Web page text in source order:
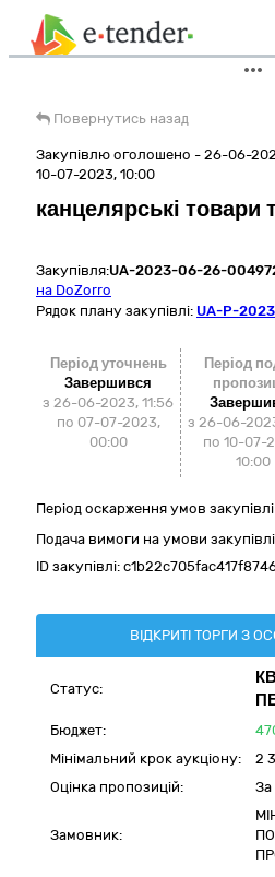
Повернутись назад
Закупівлю оголошено - 26-06-
10-07-2023, 10:00
канцелярські товари
Закупівля:UA-2023-06-26-
на DoZorro
Рядок плану закупівлі: UA-P-
Період уточнень
Завершився
з 26-06-2023, 11:56
по 07-07-2023,
00:00
Період
з 26-06-
по 10-07-
10:00
Період оскарження умов
Подача вимоги на умови
ID закупівлі:
ВІДКРИТІ ТОРГИ З
Статус:
Бюджет:
Мінімальний крок аукціону:
2
Оцінка пропозицій:
За
Замовник: